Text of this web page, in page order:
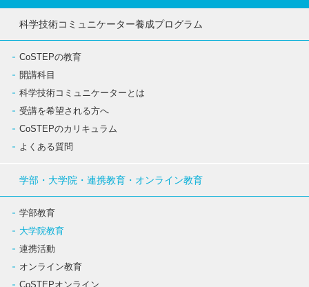
科学技術コミュニケーター養成プログラム
CoSTEPの教育
開講科目
科学技術コミュニケーターとは
受講を希望される方へ
CoSTEPのカリキュラム
よくある質問
学部・大学院・連携教育・オンライン教育
学部教育
大学院教育
連携活動
オンライン教育
CoSTEPオンライン